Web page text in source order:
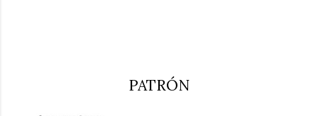
PATRÓN